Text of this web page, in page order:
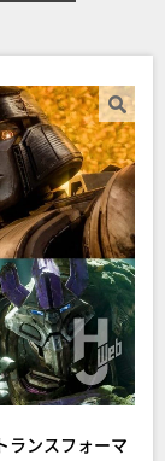
ランスフォーマ